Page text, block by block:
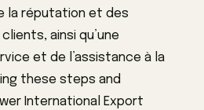
la réputation et des
ainsi qu’une
et de l’assistance à la
these steps and
International Export